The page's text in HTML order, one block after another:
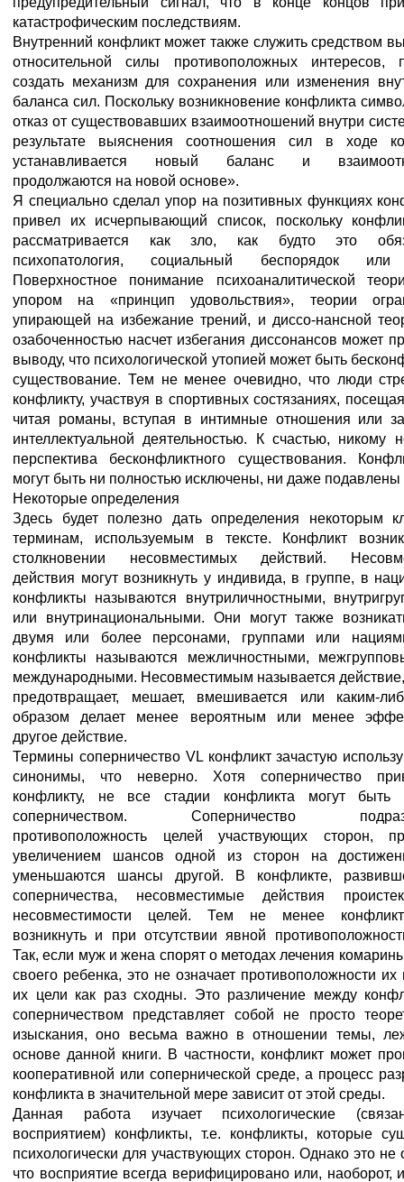
катастрофическим последствиям.
Внутренний конфликт может также служить средством
относительной силы противоположных интересов,
создать механизм для сохранения или изменения
баланса сил. Поскольку возникновение конфликта
отказ от существовавших взаимоотношений внутри
результате выяснения соотношения сил в ходе
устанавливается новый баланс и
продолжаются на новой основе».
Я специально сделал упор на позитивных функциях
привел их исчерпывающий список, поскольку
рассматривается как зло, как будто это
психопатология, социальный беспорядок
Поверхностное понимание психоаналитической
упором на «принцип удовольствия», теории
упирающей на избежание трений, и диссо-нансной
озабоченностью насчет избегания диссонансов может
выводу, что психологической утопией может быть
существование. Тем не менее очевидно, что люди
конфликту, участвуя в спортивных состязаниях,
читая романы, вступая в интимные отношения или
интеллектуальной деятельностью. К счастью, никому
перспектива бесконфликтного существования.
могут быть ни полностью исключены, ни даже подавлены
Некоторые определения
Здесь будет полезно дать определения некоторым
терминам, используемым в тексте. Конфликт
столкновении несовместимых действий.
действия могут возникнуть у индивида, в группе, в
конфликты называются внутриличностными,
или внутринациональными. Они могут также
двумя или более персонами, группами или
конфликты называются межличностными,
международными. Несовместимым называется
предотвращает, мешает, вмешивается или каким-
образом делает менее вероятным или менее
другое действие.
Термины соперничество VL конфликт зачастую
синонимы, что неверно. Хотя соперничество
конфликту, не все стадии конфликта могут быть
соперничеством. Соперничество
противоположность целей участвующих сторон,
увеличением шансов одной из сторон на
уменьшаются шансы другой. В конфликте,
соперничества, несовместимые действия
несовместимости целей. Тем не менее
возникнуть и при отсутствии явной
Так, если муж и жена спорят о методах лечения
своего ребенка, это не означает противоположности
их цели как раз сходны. Это различение между
соперничеством представляет собой не просто
изыскания, оно весьма важно в отношении темы,
основе данной книги. В частности, конфликт может
кооперативной или сопернической среде, а процесс
конфликта в значительной мере зависит от этой среды.
Данная работа изучает психологические
восприятием) конфликты, т.е. конфликты, которые
психологически для участвующих сторон. Однако это не
что восприятие всегда верифицировано или,